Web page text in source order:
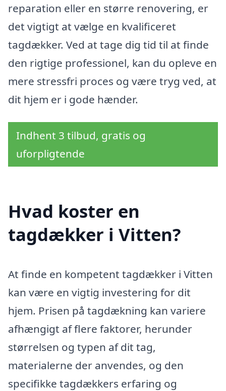
reparation eller en større renovering, er
det vigtigt at vælge en kvalificeret
tagdækker. Ved at tage dig tid til at finde
den rigtige professionel, kan du opleve en
mere stressfri proces og være tryg ved, at
dit hjem er i gode hænder.
Indhent 3 tilbud, gratis og
uforpligtende
Hvad koster en
tagdækker i Vitten?
At finde en kompetent tagdækker i Vitten
kan være en vigtig investering for dit
hjem. Prisen på tagdækning kan variere
afhængigt af flere faktorer, herunder
størrelsen og typen af dit tag,
materialerne der anvendes, og den
specifikke tagdækkers erfaring og